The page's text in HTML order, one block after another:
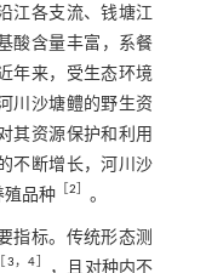
江各支流、钱塘江
酸含量丰富，系餐
年来，受生态环境
川沙塘鳢的野生资
其资源保护和利用
不断增长，河川沙
殖品种［2］ 。
指标。传统形态测
［3，4］
，且对种内不